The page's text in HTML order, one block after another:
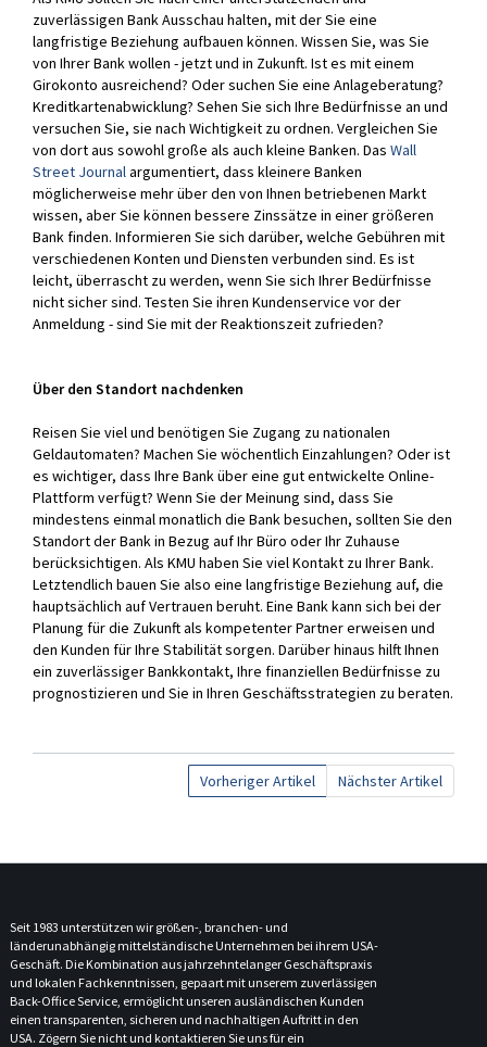
zuverlässigen Bank Ausschau halten, mit der Sie eine
langfristige Beziehung aufbauen können. Wissen Sie, was Sie
von Ihrer Bank wollen - jetzt und in Zukunft. Ist es mit einem
Girokonto ausreichend? Oder suchen Sie eine Anlageberatung?
Kreditkartenabwicklung? Sehen Sie sich Ihre Bedürfnisse an und
versuchen Sie, sie nach Wichtigkeit zu ordnen. Vergleichen Sie
von dort aus sowohl große als auch kleine Banken. DasWall
Street Journalargumentiert, dass kleinere Banken
möglicherweise mehr über den von Ihnen betriebenen Markt
wissen, aber Sie können bessere Zinssätze in einer größeren
Bank finden. Informieren Sie sich darüber, welche Gebühren mit
verschiedenen Konten und Diensten verbunden sind. Es ist
leicht, überrascht zu werden, wenn Sie sich Ihrer Bedürfnisse
nicht sicher sind. Testen Sie ihren Kundenservice vor der
Anmeldung - sind Sie mit der Reaktionszeit zufrieden?
Über den Standort nachdenken
Reisen Sie viel und benötigen Sie Zugang zu nationalen
Geldautomaten? Machen Sie wöchentlich Einzahlungen? Oder ist
es wichtiger, dass Ihre Bank über eine gut entwickelte Online-
Plattform verfügt? Wenn Sie der Meinung sind, dass Sie
mindestens einmal monatlich die Bank besuchen, sollten Sie den
Standort der Bank in Bezug auf Ihr Büro oder Ihr Zuhause
berücksichtigen. Als KMU haben Sie viel Kontakt zu Ihrer Bank.
Letztendlich bauen Sie also eine langfristige Beziehung auf, die
hauptsächlich auf Vertrauen beruht. Eine Bank kann sich bei der
Planung für die Zukunft als kompetenter Partner erweisen und
den Kunden für Ihre Stabilität sorgen. Darüber hinaus hilft Ihnen
ein zuverlässiger Bankkontakt, Ihre finanziellen Bedürfnisse zu
prognostizieren und Sie in Ihren Geschäftsstrategien zu beraten.
Vorheriger Artikel Nächster Artikel
Seit 1983 unterstützen wir größen-, branchen- und
länderunabhängig mittelständische Unternehmen bei ihrem USA-
Geschäft. Die Kombination aus jahrzehntelanger Geschäftspraxis
und lokalen Fachkenntnissen, gepaart mit unserem zuverlässigen
Back-Office Service, ermöglicht unseren ausländischen Kunden
einen transparenten, sicheren und nachhaltigen Auftritt in den
USA. Zögern Sie nicht und kontaktieren Sie uns für ein